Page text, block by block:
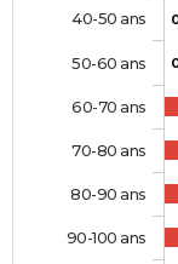
40-50 ans
50-60 ans
60-70 ans
70-80 ans
80-90 ans
90-100 ans